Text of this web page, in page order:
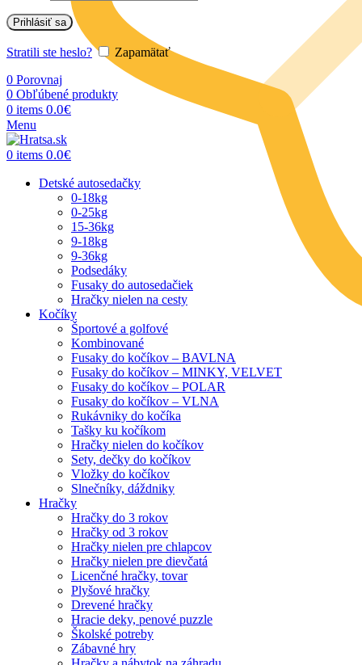
Prihlásiť sa
Stratili ste heslo?
Zapamätať
0 Porovnaj
0 Obľúbené produkty
0 items 0.0€
Menu
0 items 0.0€
Detské autosedačky
0-18kg
0-25kg
15-36kg
9-18kg
9-36kg
Podsedáky
Fusaky do autosedačiek
Hračky nielen na cesty
Kočíky
Športové a golfové
Kombinované
Fusaky do kočíkov – BAVLNA
Fusaky do kočíkov – MINKY, VELVET
Fusaky do kočíkov – POLAR
Fusaky do kočíkov – VLNA
Rukávniky do kočíka
Tašky ku kočíkom
Hračky nielen do kočíkov
Sety, dečky do kočíkov
Vložky do kočíkov
Slnečníky, dáždniky
Hračky
Hračky do 3 rokov
Hračky od 3 rokov
Hračky nielen pre chlapcov
Hračky nielen pre dievčatá
Licenčné hračky, tovar
Plyšové hračky
Drevené hračky
Hracie deky, penové puzzle
Školské potreby
Zábavné hry